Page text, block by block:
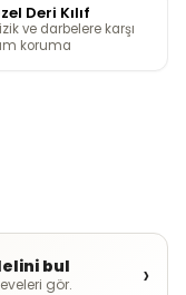
Deri Kılıf
ve darbelere karşı
koruma
bul
gör. ›